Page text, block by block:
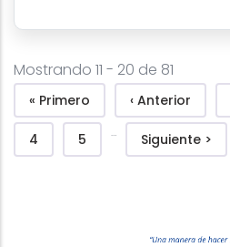
Mostrando 11 - 20 de 81
Pagination
First page
« Primero Previous page
‹ Anterior
Page
4 Page
5 … Next page
Siguiente >